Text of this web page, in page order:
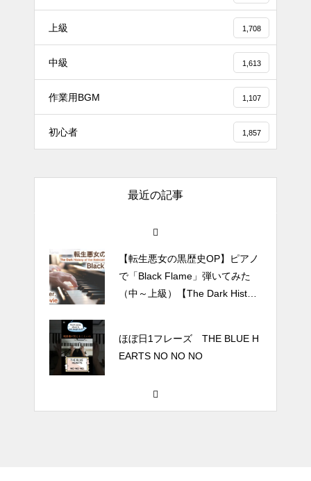
上級 1,708
中級 1,613
作業用BGM 1,107
初心者 1,857
最近の記事
冬の夜に響く温かい音楽 🎄🎹 #
冬の音楽 #クリスマス #心温まる
千葉県／イオンモール千葉ニュ
ータウン #ストリートピアノ #吹
奏楽
#tiktok #shorts #shortsdaily #sh
【転生悪女の黒歴史OP】ピアノ
で「Black Flame」弾いてみた
（中～上級）【The Dark History
ほぼ日1フレーズ THE BLUE H
EARTS NO NO NO
冬の夜に響く温かい音楽 🎄🎹 #